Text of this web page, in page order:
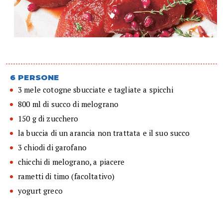
6 PERSONE
3 mele cotogne sbucciate e tagliate a spicchi
800 ml di succo di melograno
150 g di zucchero
la buccia di un arancia non trattata e il suo succo
3 chiodi di garofano
chicchi di melograno, a piacere
rametti di timo (facoltativo)
yogurt greco